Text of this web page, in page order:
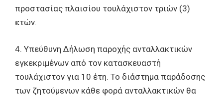
προστασίας πλαισίου τουλάχιστον τριών (3)
ετών.
4. Υπεύθυνη Δήλωση παροχής ανταλλακτικών
εγκεκριμένων από τον κατασκευαστή
τουλάχιστον για 10 έτη. Το διάστημα παράδοσης
των ζητούμενων κάθε φορά ανταλλακτικών θα